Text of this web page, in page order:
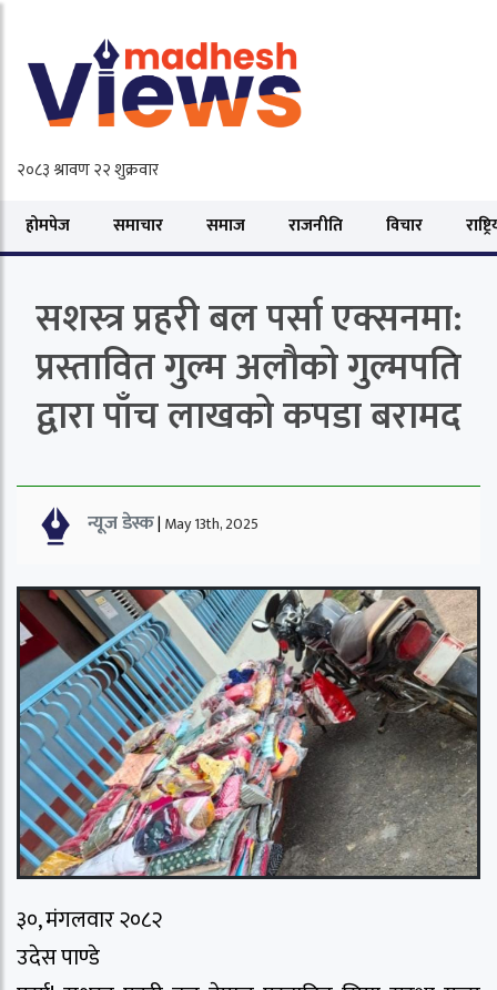
होमपेज समाचार समाज राजनीति विचार
सशस्त्र प्रहरी बल पर्सा एक्सनमा:
प्रस्तावित गुल्म अलौको गुल्मपति
द्वारा पाँच लाखको कपडा बरामद
न्यूज डेस्क| May 13th, 2025
३०, मंगलवार २०८२
उदेस पाण्डे